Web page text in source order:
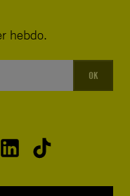
hebdo.
OK